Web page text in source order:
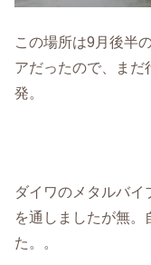
この場所は9月後半
アだったので、まだ
発。
ダイワのメタルバ
を通しましたが無。
た。。